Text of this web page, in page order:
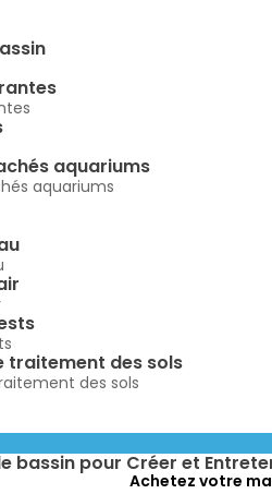
aquariums
aquariums
traitement des sols
des sols
bassin pour Créer et
Achetez votre